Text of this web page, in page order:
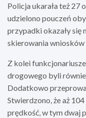
Policja ukarała też 27
udzielono pouczeń
przypadki okazały się
skierowania wniosków
Z kolei
drogowego byli
Dodatkowo
Stwierdzono, że aż
prędkość, w tym dwaj